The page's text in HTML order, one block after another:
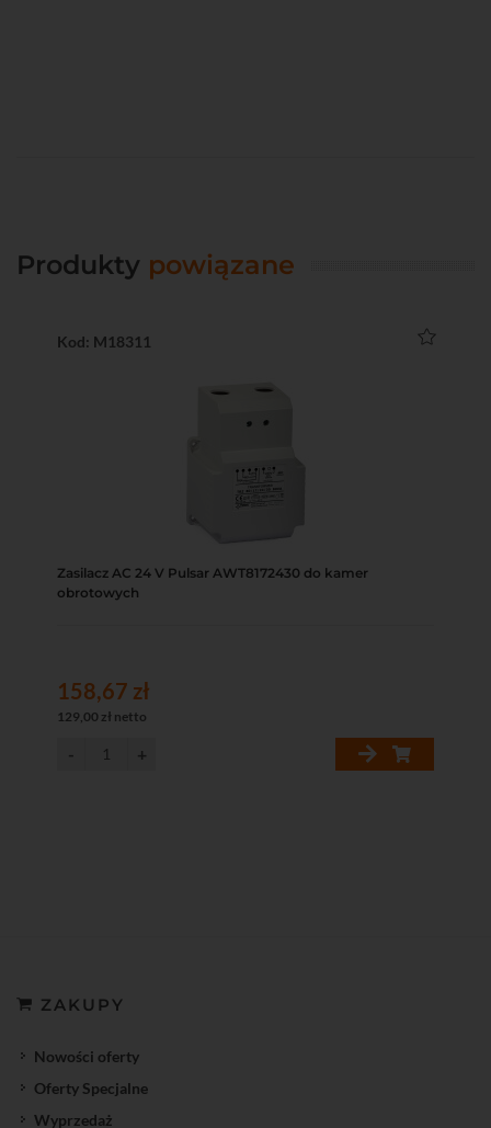
Produkty powiązane
Kod: M18311
Zasilacz AC 24 V Pulsar AWT8172430 do kamer
obrotowych
158,67 zł
129,00 zł netto
ZAKUPY
Nowości oferty
Oferty Specjalne
Wyprzedaż